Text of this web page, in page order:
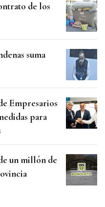
de los
suma
Empresarios
para
un millón de